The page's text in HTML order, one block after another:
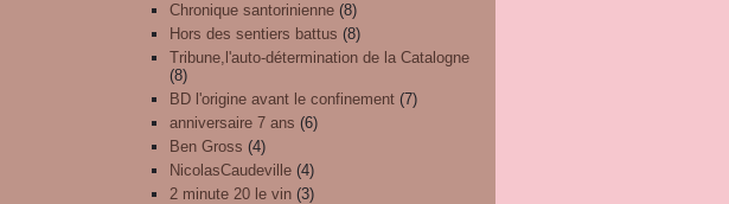
Chronique santorinienne (8)
Hors des sentiers battus (8)
Tribune,l'auto-détermination de la Catalogne
(8)
BD l'origine avant le confinement (7)
anniversaire 7 ans (6)
Ben Gross (4)
NicolasCaudeville (4)
2 minute 20 le vin (3)